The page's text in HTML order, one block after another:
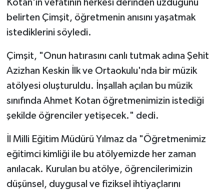
Kotan'ın vefatının herkesi derinden üzdüğünü
belirten Çimşit, öğretmenin anısını yaşatmak
istediklerini söyledi.
Çimşit, "Onun hatırasını canlı tutmak adına Şehit
Azizhan Keskin İlk ve Ortaokulu'nda bir müzik
atölyesi oluşturuldu. İnşallah açılan bu müzik
sınıfında Ahmet Kotan öğretmenimizin istediği
şekilde öğrenciler yetişecek." dedi.
İl Milli Eğitim Müdürü Yılmaz da "Öğretmenimiz
eğitimci kimliği ile bu atölyemizde her zaman
anılacak. Kurulan bu atölye, öğrencilerimizin
düşünsel, duygusal ve fiziksel ihtiyaçlarını